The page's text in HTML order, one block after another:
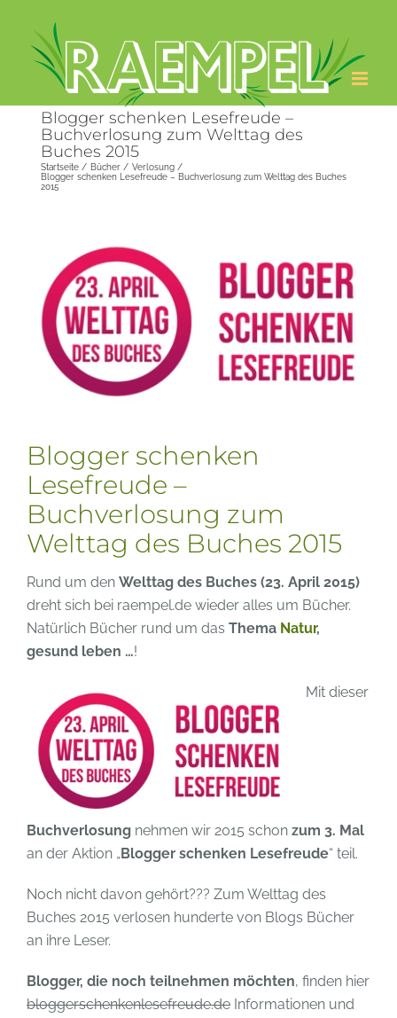
springen
Blogger schenken Lesefreude –
Buchverlosung zum Welttag des
Buches 2015
Startseite Bücher
Verlosung
Blogger schenken Lesefreude – Buchverlosung zum Welttag des Buches
2015
grösseres
Bild
Blogger schenken
Lesefreude –
Buchverlosung zum
Welttag des Buches 2015
Rund um den Welttag des Buches (23. April 2015)
dreht sich bei raempel.de wieder alles um Bücher.
Natürlich Bücher rund um das Thema Natur,
gesund leben …!
Mit dieser
Buchverlosung nehmen wir 2015 schon zum 3. Mal
an der Aktion „Blogger schenken Lesefreude“ teil.
Noch nicht davon gehört??? Zum Welttag des
Buches 2015 verlosen hunderte von Blogs Bücher
an ihre Leser.
Blogger, die noch teilnehmen möchten, finden hier
bloggerschenkenlesefreude.de Informationen und